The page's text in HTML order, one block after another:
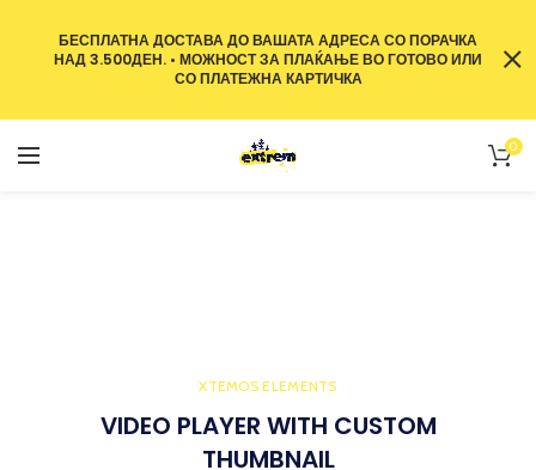
0
XTEMOS ELEMENTS
VIDEO PLAYER WITH CUSTOM
THUMBNAIL
БЕСПЛАТНА ДОСТАВА ДО ВАШАТА АДРЕСА СО ПОРАЧКА
НАД 3.500ДЕН. • МОЖНОСТ ЗА ПЛАЌАЊЕ ВО ГОТОВО ИЛИ
СО ПЛАТЕЖНА КАРТИЧКА